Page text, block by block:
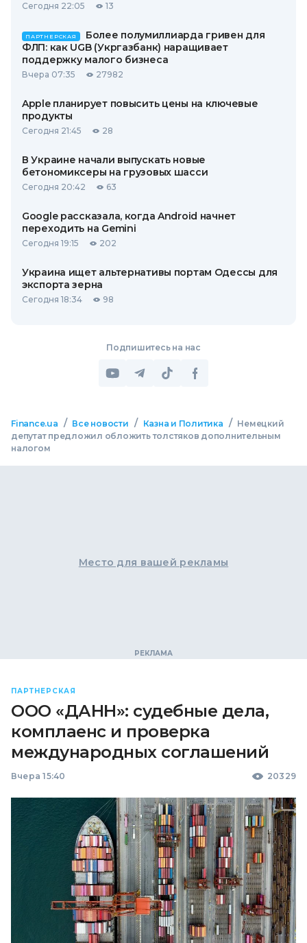
Сегодня 22:05 13
ПАРТНЕРСКАЯ
Более полумиллиарда гривен для
ФЛП: как UGB (Укргазбанк) наращивает
поддержку малого бизнеса
Вчера 07:35 27982
Apple планирует повысить цены на ключевые
продукты
Сегодня 21:45 28
В Украине начали выпускать новые
бетономиксеры на грузовых шасси
Сегодня 20:42 63
Google рассказала, когда Android начнет
переходить на Gemini
Сегодня 19:15 202
Украина ищет альтернативы портам Одессы для
экспорта зерна
Сегодня 18:34 98
Подпишитесь на нас
Finance.ua / Все новости / Казна и Политика / Немецкий
депутат предложил обложить толстяков дополнительным
налогом
Место для вашей рекламы
ПАРТНЕРСКАЯ
ООО «ДАНН»: судебные дела,
комплаенс и проверка
международных соглашений
Вчера 15:40 20329